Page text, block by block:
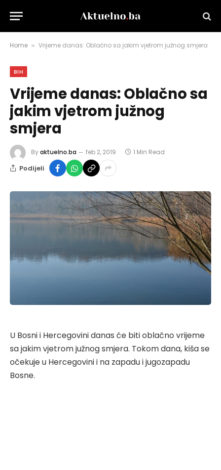
Home » Vrijeme danas: Oblačno sa jakim vjetrom južnog smjera
BIH
Vrijeme danas: Oblačno sa
jakim vjetrom južnog
smjera
Byaktuelno.ba feb 2, 2019 1 Min Read
Podijeli
U Bosni i Hercegovini danas će biti oblačno vrijeme
sa jakim vjetrom južnog smjera. Tokom dana, kiša se
očekuje u Hercegovini i na zapadu i jugozapadu
Bosne.